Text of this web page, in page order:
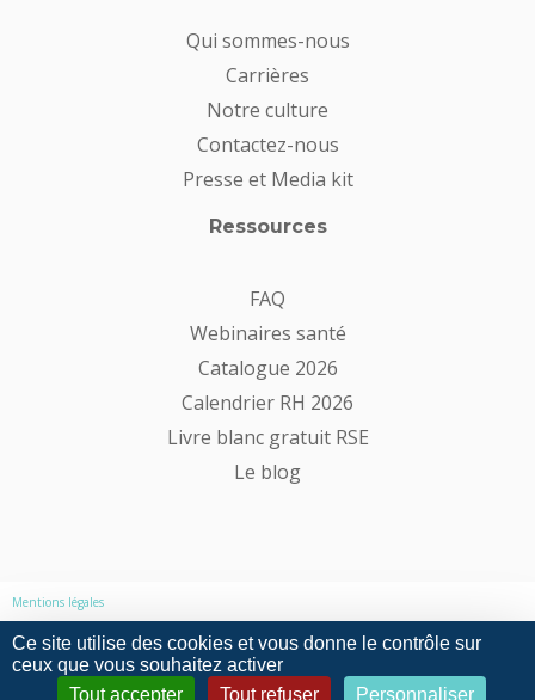
Qui sommes-nous
Carrières
Notre culture
Contactez-nous
Presse et Media kit
Ressources
FAQ
Webinaires santé
Catalogue 2026
Calendrier RH 2026
Livre blanc gratuit RSE
Le blog
Mentions légales
Politique de confidentialité
Ce site utilise des cookies et vous donne le contrôle sur
ceux que vous souhaitez activer
Tout accepter
Tout refuser Personnaliser